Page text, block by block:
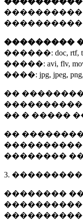
���������
������: doc, rtf,
�����: avi, flv,
����: jpg, jpeg,
��
�� � �����
��
��������
3.
��������